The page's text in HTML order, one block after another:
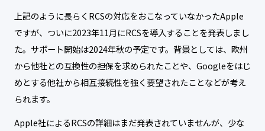
上記のように長らくRCSの対応をおこなっていなかったApple
ですが、ついに2023年11月にRCSを導入することを発表しまし
た。サポート開始は2024年秋の予定です。背景としては、欧州
から他社との互換性の担保を求められたことや、Googleをはじ
めとする他社から相互接続性を強く要望されたことなどが考え
られます。
Apple社によるRCSの詳細はまだ発表されていませんが、少な